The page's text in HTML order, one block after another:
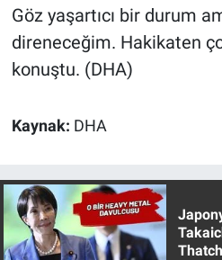
Göz yaşartıcı bir durum
direneceğim. Hakikaten
konuştu. (DHA)
Kaynak: DHA